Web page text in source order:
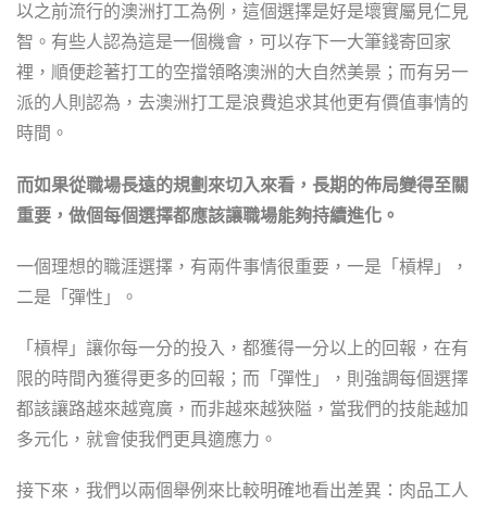
以之前流行的澳洲打工為例，這個選擇是好是壞實屬見仁見
智。有些人認為這是一個機會，可以存下一大筆錢寄回家
裡，順便趁著打工的空擋領略澳洲的大自然美景；而有另一
派的人則認為，去澳洲打工是浪費追求其他更有價值事情的
時間。
而如果從職場長遠的規劃來切入來看，長期的佈局變得至關
重要，做個每個選擇都應該讓職場能夠持續進化。
一個理想的職涯選擇，有兩件事情很重要，一是「槓桿」，
二是「彈性」。
「槓桿」讓你每一分的投入，都獲得一分以上的回報，在有
限的時間內獲得更多的回報；而「彈性」，則強調每個選擇
都該讓路越來越寬廣，而非越來越狹隘，當我們的技能越加
多元化，就會使我們更具適應力。
接下來，我們以兩個舉例來比較明確地看出差異：肉品工人